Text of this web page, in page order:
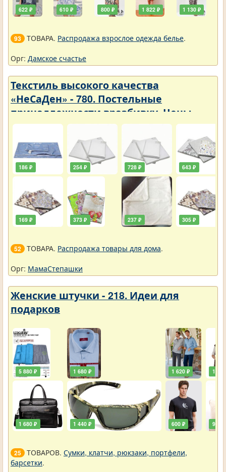
622 ₽ 610 ₽ 800 ₽ 1 822 ₽ 1 130 ₽
93 ТОВАРА. Распродажа взрослое одежда белье.
Орг: Дамское счастье
Текстиль высокого качества
«НеСаДен» - 780. Постельные
принадлежности вразбивку. Цены
упали
186 ₽
169 ₽
254 ₽
373 ₽
728 ₽
237 ₽
643 ₽
305 ₽
52 ТОВАРА. Распродажа товары для дома.
Орг: МамаСтепашки
Женские штучки - 218. Идеи для
подарков
5 880 ₽
1 680 ₽
1 680 ₽
1 440 ₽
1 620 ₽
600 ₽
1
900 ₽
25 ТОВАРОВ. Сумки, клатчи, рюкзаки, портфели,
барсетки.